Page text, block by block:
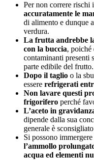
Per non correre rischi
accuratamente le
di alimento e dunque
verdura.
La frutta andrebbe
con la buccia, poiché
contaminanti presenti
parte edibile del frutto.
Dopo il taglio o la
essere refrigerati
Non lavare questi
frigorifero perché
L’aceto in
dipende dalla sua
generale è sconsigliato
Si possono
l’ammollo
acqua ed elementi